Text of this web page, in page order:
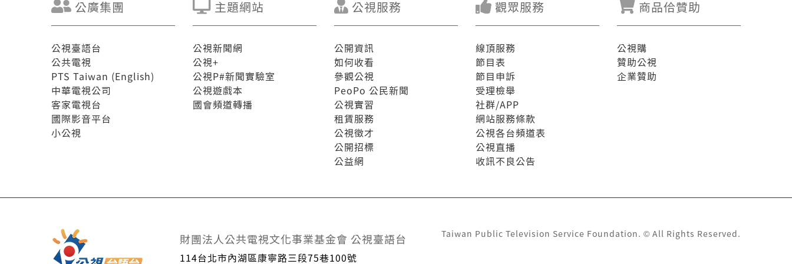
公廣集團
公視臺語台
公共電視
PTS Taiwan (English)
中華電視公司
客家電視台
國際影音平台
小公視
主題網站
公視新聞網
公視+
公視P#新聞實驗室
公視遊戲本
國會頻道轉播
公視服務
公開資訊
如何收看
參觀公視
PeoPo 公民新聞
公視實習
租賃服務
公視徵才
公開招標
公益網
觀眾服務
線頂服務
節目表
節目申訴
受理檢舉
社群/APP
網站服務條款
公視各台頻道表
公視直播
收訊不良公告
商品佮贊助
公視購
贊助公視
企業贊助
財團法人公共電視文化事業基金會 公視臺語台
114台北市內湖區康寧路三段75巷100號
Taiwan Public Television Service Foundation. © All Rights Reserved.